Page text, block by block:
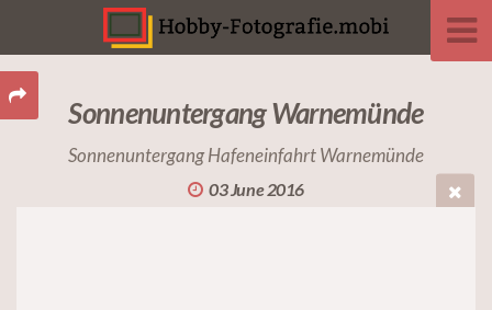
Sonnenuntergang Warnemünde
Sonnenuntergang Hafeneinfahrt Warnemünde
03 June 2016